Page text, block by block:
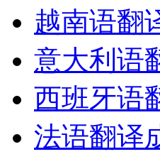
越南语翻
意大利语
西班牙语
法语翻译